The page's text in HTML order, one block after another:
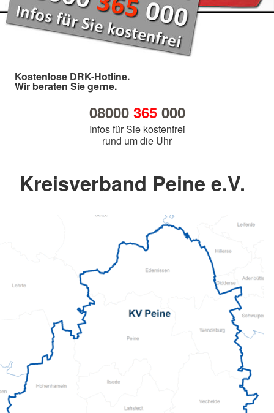
Kostenlose DRK-Hotline.
Wir beraten Sie gerne.
08000 365000
Infos für Sie kostenfrei
rund um die Uhr
Kreisverband Peine e.V.